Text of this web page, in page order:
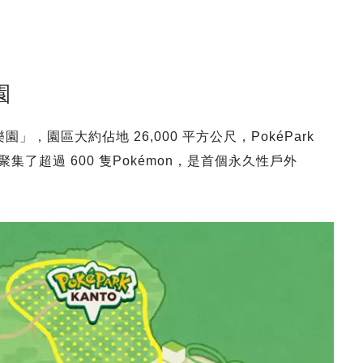
」，園區大約佔地 26,000 平方公尺，PokéPark
集了超過 600 隻Pokémon，是首個永久性戶外